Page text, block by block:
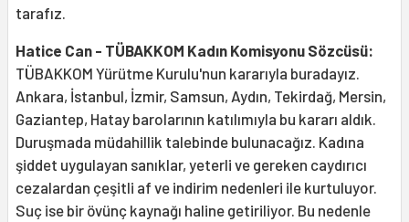
tarafız.
Hatice Can - TÜBAKKOM Kadın Komisyonu Sözcüsü:
TÜBAKKOM Yürütme Kurulu'nun kararıyla buradayız.
Ankara, İstanbul, İzmir, Samsun, Aydın, Tekirdağ, Mersin,
Gaziantep, Hatay barolarının katılımıyla bu kararı aldık.
Duruşmada müdahillik talebinde bulunacağız. Kadına
şiddet uygulayan sanıklar, yeterli ve gereken caydırıcı
cezalardan çeşitli af ve indirim nedenleri ile kurtuluyor.
Suç ise bir övünç kaynağı haline getiriliyor. Bu nedenle